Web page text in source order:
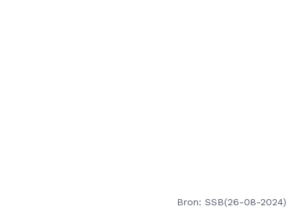
Bron: SSB(26-08-2024)